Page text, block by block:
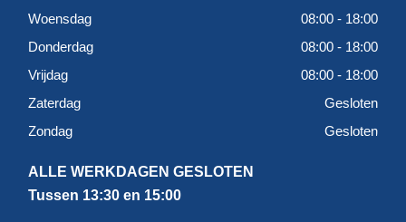
Woensdag
08:00 - 18:00
Donderdag
08:00 - 18:00
Vrijdag
08:00 - 18:00
Zaterdag
Gesloten
Zondag
Gesloten
ALLE WERKDAGEN GESLOTEN
Tussen 13:30 en 15:00